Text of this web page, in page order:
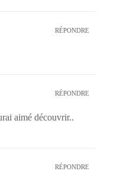
RÉPONDRE
RÉPONDRE
aimé découvrir..
RÉPONDRE